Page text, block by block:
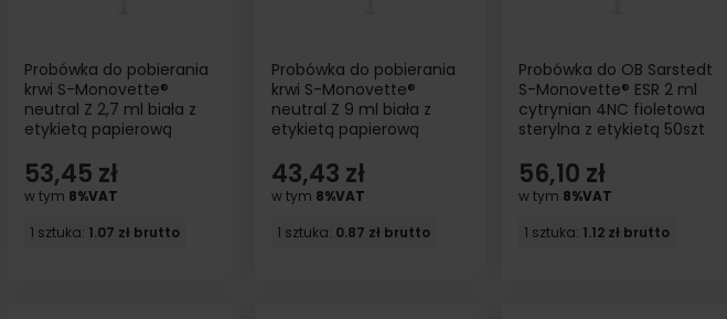
Probówka do pobierania
krwi S-Monovette®
neutral Z 2,7 ml biała z
etykietą papierową
posiew 50szt
53,45 zł
w tym 8%VAT
1 sztuka: 1.07 zł brutto
Probówka do pobierania
krwi S-Monovette®
neutral Z 9 ml biała z
etykietą papierową
posiew 50szt
43,43 zł
w tym 8%VAT
1 sztuka: 0.87 zł brutto
Probówka do OB Sarstedt
S-Monovette® ESR 2 ml
cytrynian 4NC fioletowa
sterylna z etykietą 50szt
56,10 zł
w tym 8%VAT
1 sztuka: 1.12 zł brutto